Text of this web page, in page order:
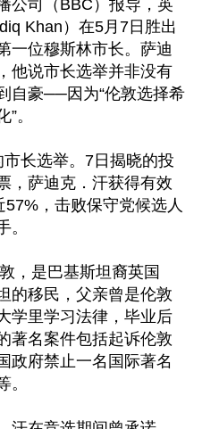
公司（BBC）报导，英
Khan）在5月7日胜出
一位穆斯林市长。萨迪
他说市长选举并非没有
自豪──因为“伦敦选择希
。
长选举。7日揭晓的投
，萨迪克．汗获得有效
，击败保守党候选人
。
，是巴基斯坦裔英国
的移民，父亲曾是伦敦
学里学习法律，毕业后
著名案件包括起诉伦敦
政府禁止一名国际著名
。